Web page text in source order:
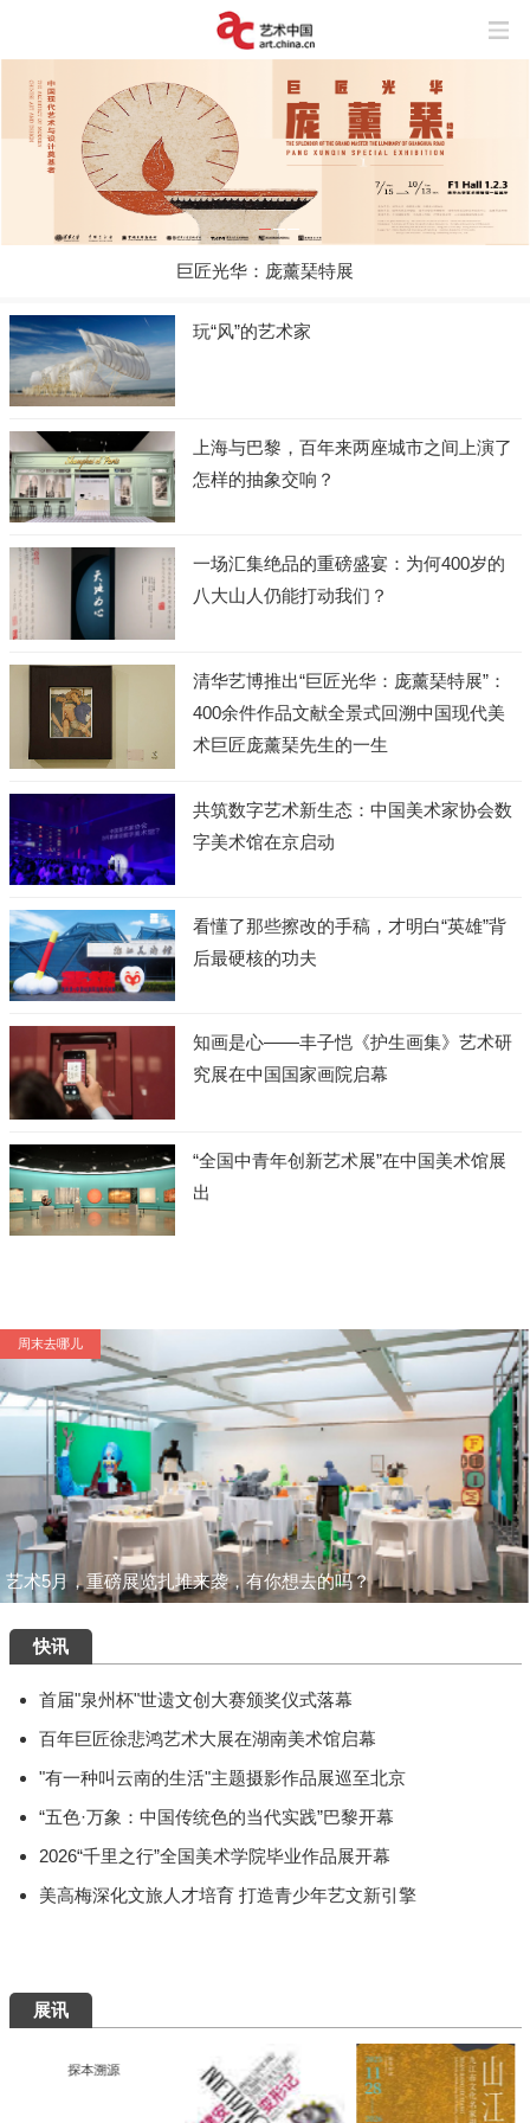
巨匠光华：庞薰琹特展
玩“风”的艺术家
上海与巴黎，百年来两座城市之间上演了
怎样的抽象交响？
一场汇集绝品的重磅盛宴：为何400岁的
八大山人仍能打动我们？
清华艺博推出“巨匠光华：庞薰琹特展”：
400余件作品文献全景式回溯中国现代美
术巨匠庞薰琹先生的一生
共筑数字艺术新生态：中国美术家协会数
字美术馆在京启动
看懂了那些擦改的手稿，才明白“英雄”背
后最硬核的功夫
知画是心——丰子恺《护生画集》艺术研
究展在中国国家画院启幕
“全国中青年创新艺术展”在中国美术馆展
出
艺术5月，重磅展览扎堆来袭，有你想去的吗？
周末去哪儿
快讯
首届"泉州杯"世遗文创大赛颁奖仪式落幕
百年巨匠徐悲鸿艺术大展在湖南美术馆启幕
"有一种叫云南的生活"主题摄影作品展巡至北京
“五色·万象：中国传统色的当代实践”巴黎开幕
2026“千里之行”全国美术学院毕业作品展开幕
美高梅深化文旅人才培育 打造青少年艺文新引擎
展讯